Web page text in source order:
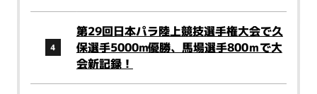
第29回日本パラ陸上競技選手権大会で久
保選手5000m優勝、馬場選手800ｍで大
会新記録！